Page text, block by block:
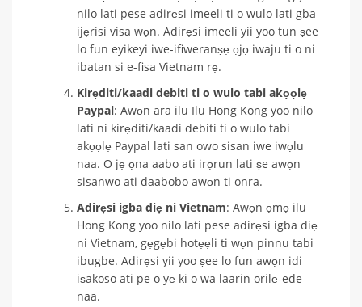
nilo lati pese adirẹsi imeeli ti o wulo lati gba
ijẹrisi visa wọn. Adirẹsi imeeli yii yoo tun ṣee
lo fun eyikeyi iwe-ifiweranṣẹ ọjọ iwaju ti o ni
ibatan si e-fisa Vietnam rẹ.
Kirẹditi/kaadi debiti ti o wulo tabi akọọlẹ
Paypal: Awọn ara ilu Ilu Hong Kong yoo nilo
lati ni kirẹditi/kaadi debiti ti o wulo tabi
akọọlẹ Paypal lati san owo sisan iwe iwọlu
naa. O jẹ ọna aabo ati irọrun lati ṣe awọn
sisanwo ati daabobo awọn ti onra.
Adirẹsi igba diẹ ni Vietnam: Awọn ọmọ ilu
Hong Kong yoo nilo lati pese adirẹsi igba diẹ
ni Vietnam, gẹgẹbi hotẹẹli ti wọn pinnu tabi
ibugbe. Adirẹsi yii yoo ṣee lo fun awọn idi
iṣakoso ati pe o yẹ ki o wa laarin orilẹ-ede
naa.